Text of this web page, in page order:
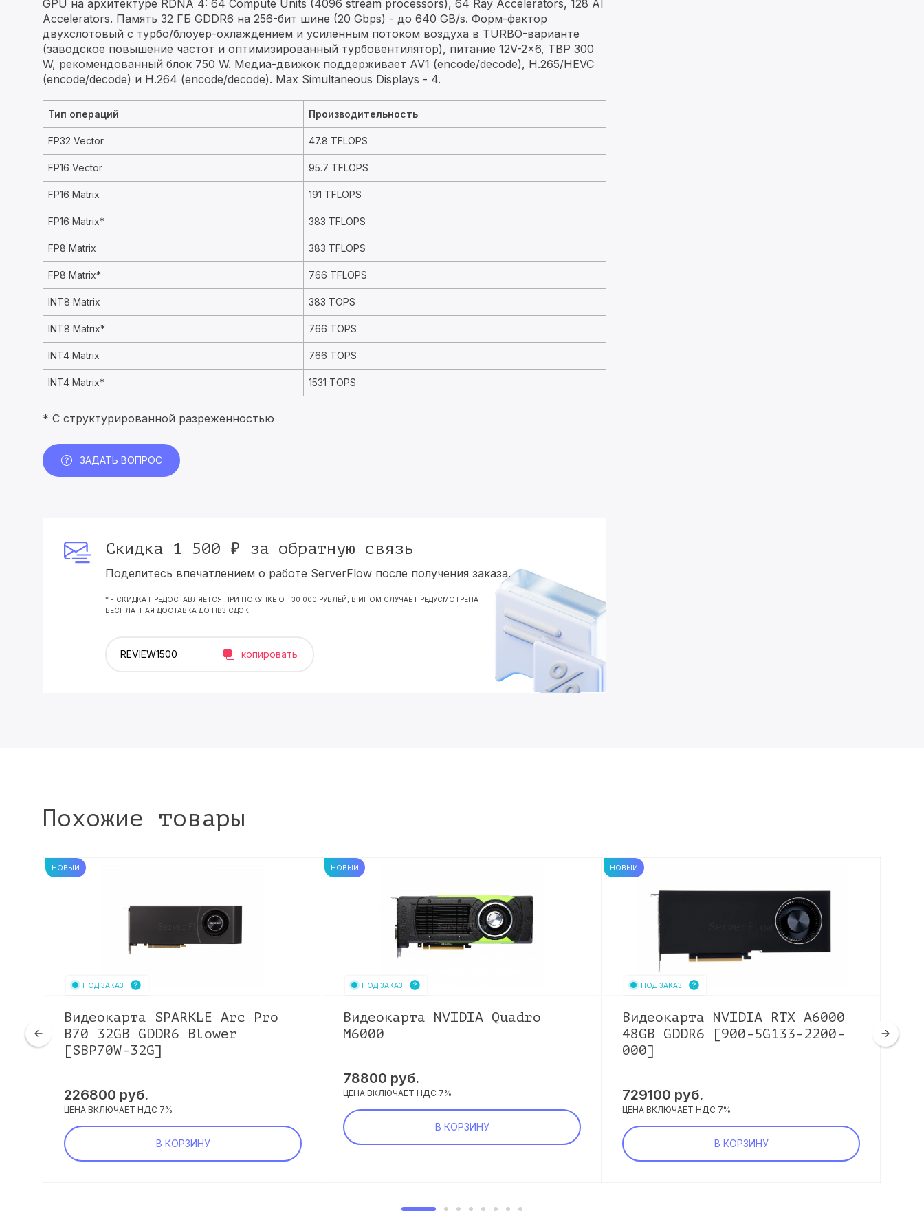
GPU на архитектуре RDNA 4: 64 Compute Units (4096 stream processors), 64 Ray Accelerators, 128 AI
Accelerators. Память 32 ГБ GDDR6 на 256-бит шине (20 Gbps) - до 640 GB/s. Форм-фактор
двухслотовый с турбо/блоуер-охлаждением и усиленным потоком воздуха в TURBO-варианте
(заводское повышение частот и оптимизированный турбовентилятор), питание 12V-2×6, TBP 300
W, рекомендованный блок 750 W. Медиа-движок поддерживает AV1 (encode/decode), H.265/HEVC
(encode/decode) и H.264 (encode/decode). Max Simultaneous Displays - 4.
Тип операций Производительность
FP32 Vector 47.8 TFLOPS
FP16 Vector 95.7 TFLOPS
FP16 Matrix 191 TFLOPS
FP16 Matrix* 383 TFLOPS
FP8 Matrix 383 TFLOPS
FP8 Matrix* 766 TFLOPS
INT8 Matrix 383 TOPS
INT8 Matrix* 766 TOPS
INT4 Matrix 766 TOPS
INT4 Matrix* 1531 TOPS
* C структурированной разреженностью
ЗАДАТЬ ВОПРОС
Скидка 1 500 ₽ за обратную связь
Поделитесь впечатлением о работе ServerFlow после получения заказа.
* - СКИДКА ПРЕДОСТАВЛЯЕТСЯ ПРИ ПОКУПКЕ ОТ 30 000 РУБЛЕЙ, В ИНОМ СЛУЧАЕ ПРЕДУСМОТРЕНА
БЕСПЛАТНАЯ ДОСТАВКА ДО ПВЗ СДЭК.
копировать
Похожие товары
НОВЫЙ
ПОД ЗАКАЗ
Видеокарта SPARKLE Arc Pro
B70 32GB GDDR6 Blower
[SBP70W-32G]
226800 руб.
ЦЕНА ВКЛЮЧАЕТ НДС 7%
В КОРЗИНУ
НОВЫЙ
ПОД ЗАКАЗ
Видеокарта NVIDIA Quadro
M6000
78800 руб.
ЦЕНА ВКЛЮЧАЕТ НДС 7%
В КОРЗИНУ
НОВЫЙ
ПОД ЗАКАЗ
Видеокарта NVIDIA RTX A6000
48GB GDDR6 [900-5G133-2200-
000]
729100 руб.
ЦЕНА ВКЛЮЧАЕТ НДС 7%
В КОРЗИНУ